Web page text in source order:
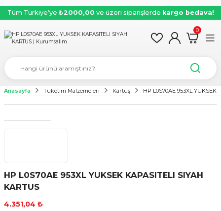
Tüm Türkiye’ye ₺2000,00 ve üzeri siparişlerde kargo bedava!
0
Anasayfa Tüketim Malzemeleri Kartuş HP L0S70AE 953XL YUKSEK
HP L0S70AE 953XL YUKSEK KAPASITELI SIYAH
KARTUS
4.351,04 ₺